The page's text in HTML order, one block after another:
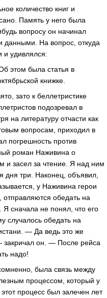
количество книг и
Память у него была
вопросу он начинал
данными. На вопрос, откуда
и удивлялся:
этом была статья в
книжке.
зато к беллетристике
подозревал в
на литературу отчасти как
вопросам, приходил в
погрешность против
роман Наживина о
и засел за чтение. Я над ним
дня три. Наконец, объявил,
у Наживина герои
обедать на
сначала не понял, что его
случалось обедать на
— Да ведь это же
он. — После рейса
надо!
была связь между
процессом, который у
процесс был залечен лет